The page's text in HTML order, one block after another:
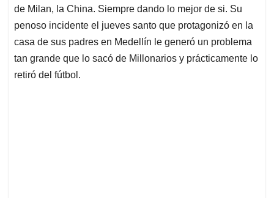
de Milan, la China. Siempre dando lo mejor de si. Su
penoso incidente el jueves santo que protagonizó en la
casa de sus padres en Medellín le generó un problema
tan grande que lo sacó de Millonarios y prácticamente lo
retiró del fútbol.